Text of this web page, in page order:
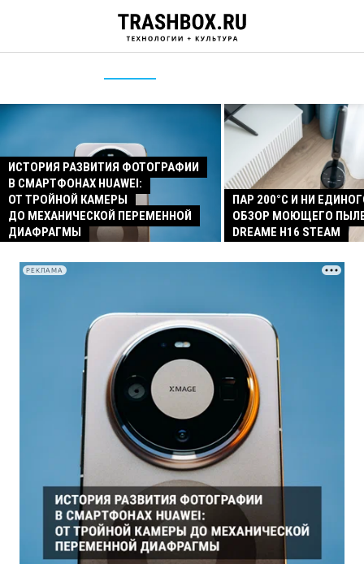
ИСТОРИЯ РАЗВИТИЯ ФОТОГРАФИИ
В СМАРТФОНАХ HUAWEI:
ОТ ТРОЙНОЙ КАМЕРЫ
ДО МЕХАНИЧЕСКОЙ ПЕРЕМЕННОЙ
ДИАФРАГМЫ
ПАР 200°C И НИ
ОБЗОР МОЮЩЕГО
DREAME H16 STEAM
РЕКЛАМА